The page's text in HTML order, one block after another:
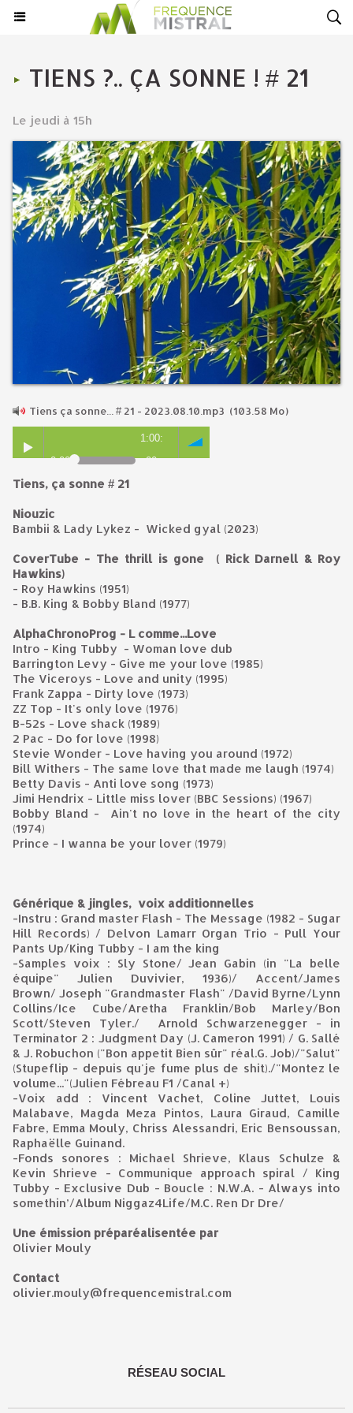
TIENS ?.. ÇA SONNE ! # 21
Le jeudi à 15h
Tiens ça sonne... # 21 - 2023.08.10.mp3 (103.58 Mo)
0:00
1:00:
00
Tiens, ça sonne # 21
Niouzic
Bambii & Lady Lykez - Wicked gyal (2023)
CoverTube - The thrill is gone ( Rick Darnell & Roy
Hawkins)
- Roy Hawkins (1951)
- B.B. King & Bobby Bland (1977)
AlphaChronoProg - L comme...Love
Intro - King Tubby - Woman love dub
Barrington Levy - Give me your love (1985)
The Viceroys - Love and unity (1995)
Frank Zappa - Dirty love (1973)
ZZ Top - It's only love (1976)
B-52s - Love shack (1989)
2 Pac - Do for love (1998)
Stevie Wonder - Love having you around (1972)
Bill Withers - The same love that made me laugh (1974)
Betty Davis - Anti love song (1973)
Jimi Hendrix - Little miss lover (BBC Sessions) (1967)
Bobby Bland - Ain't no love in the heart of the city
(1974)
Prince - I wanna be your lover (1979)
Générique & jingles, voix additionnelles
-Instru : Grand master Flash - The Message (1982 - Sugar
Hill Records) / Delvon Lamarr Organ Trio - Pull Your
Pants Up/King Tubby - I am the king
-Samples voix : Sly Stone/ Jean Gabin (in "La belle
équipe" Julien Duvivier, 1936)/ Accent/James
Brown/ Joseph "Grandmaster Flash" /David Byrne/Lynn
Collins/Ice Cube/Aretha Franklin/Bob Marley/Bon
Scott/Steven Tyler./
Arnold Schwarzenegger - in
Terminator 2 : Judgment Day (J. Cameron 1991) / G. Sallé
& J. Robuchon ("Bon appetit Bien sûr" réal.G. Job)/"Salut"
(Stupeflip - depuis qu'je fume plus de shit)./"Montez le
volume..."(Julien Fébreau F1 /Canal +)
-Voix add : Vincent Vachet, Coline Juttet, Louis
Malabave, Magda Meza Pintos, Laura Giraud, Camille
Fabre, Emma Mouly, Chriss Alessandri, Eric Bensoussan,
Raphaëlle Guinand.
-Fonds sonores : Michael Shrieve, Klaus Schulze &
Kevin Shrieve - Communique approach spiral / King
Tubby - Exclusive Dub - Boucle : N.W.A. - Always into
somethin’/Album Niggaz4Life/M.C. Ren Dr Dre/
Une émission préparéalisentée par
Olivier Mouly
Contact
olivier.mouly@frequencemistral.com
RÉSEAU SOCIAL